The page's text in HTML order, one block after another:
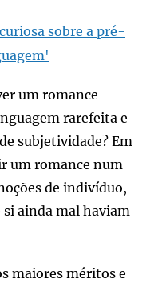
sobre a pré-
um romance
rarefeita e
subjetividade? Em
um romance num
de indivíduo,
ainda mal haviam
maiores méritos e